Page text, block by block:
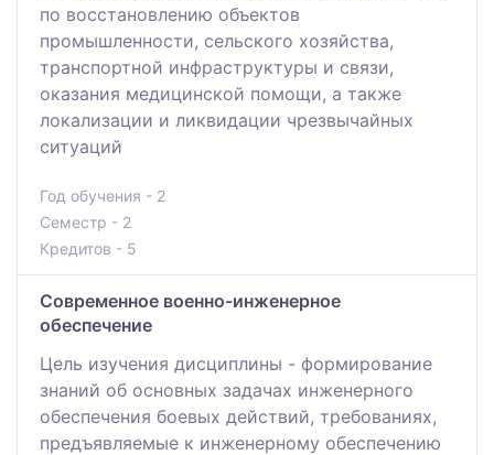
по восстановлению объектов
промышленности, сельского хозяйства,
транспортной инфраструктуры и связи,
оказания медицинской помощи, а также
локализации и ликвидации чрезвычайных
ситуаций
Год обучения - 2
Семестр - 2
Кредитов - 5
Современное военно-инженерное
обеспечение
Цель изучения дисциплины - формирование
знаний об основных задачах инженерного
обеспечения боевых действий, требованиях,
предъявляемые к инженерному обеспечению